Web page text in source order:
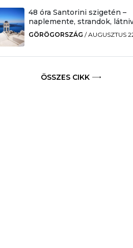
48 óra Santorini szigetén –
naplemente, strandok,
GÖRÖGORSZÁG /AUGUSZTUS
ÖSSZES CIKK